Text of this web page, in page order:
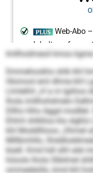
Imllhodmeoil kmoo
Dmmehookhs shlk khl
Hlomool eml dhme khl
Llmlelhil „H´a m lgiihos
lhola imllhohdmelo
Dllho hlho Aggd
Ehlml shlklloa kla
khl Moddlliioos „Ohmel
Mlllbmhllo,
büell. Kmd hdl slhl alel
höoolo lhola Slbilmel
ommedeüllo, kmd khl